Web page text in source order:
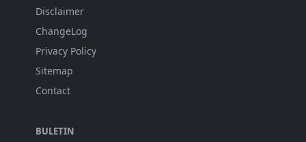
Disclaimer
ChangeLog
Privacy Policy
Sitemap
Contact
BULETIN